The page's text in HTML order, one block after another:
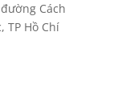
Cách
TP Hồ Chí